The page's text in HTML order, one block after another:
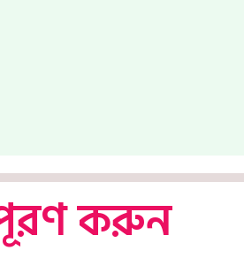
পূরণ করুন